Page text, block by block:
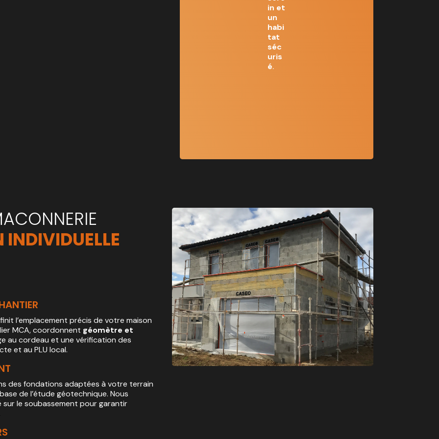
in et
un
habi
tat
séc
uris
é.
INDIVIDUELLE
l’emplacement précis de votre maison
MCA, coordonnent géomètre et
au cordeau et une vérification des
et au PLU local.
des fondations adaptées à votre terrain
de l’étude géotechnique. Nous
le soubassement pour garantir